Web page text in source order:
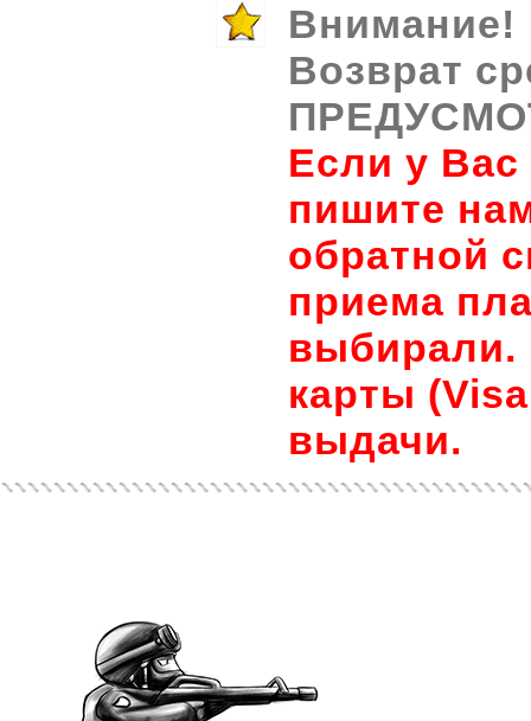
Внимание!
Возврат
Если у Вас
пишите
обратной
приема
выбирали.
карты
выдачи.